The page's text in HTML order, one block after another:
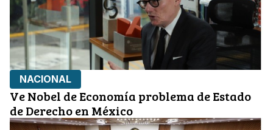
NACIONAL
Ve Nobel de Economía problema de Estado
de Derecho en México